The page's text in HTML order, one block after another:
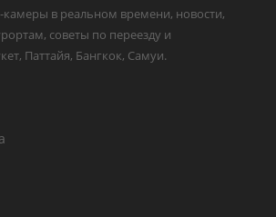
камеры в реальном времени, новости,
советы по переезду и
Паттайя, Бангкок, Самуи.